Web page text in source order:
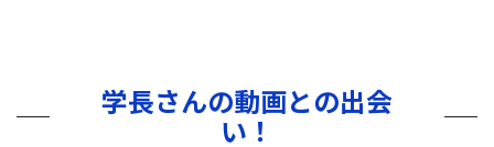
学長さんの動画との出会
い！